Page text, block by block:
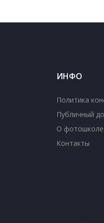
ИНФО
Политика
Публичный
О фотошколе
Контакты